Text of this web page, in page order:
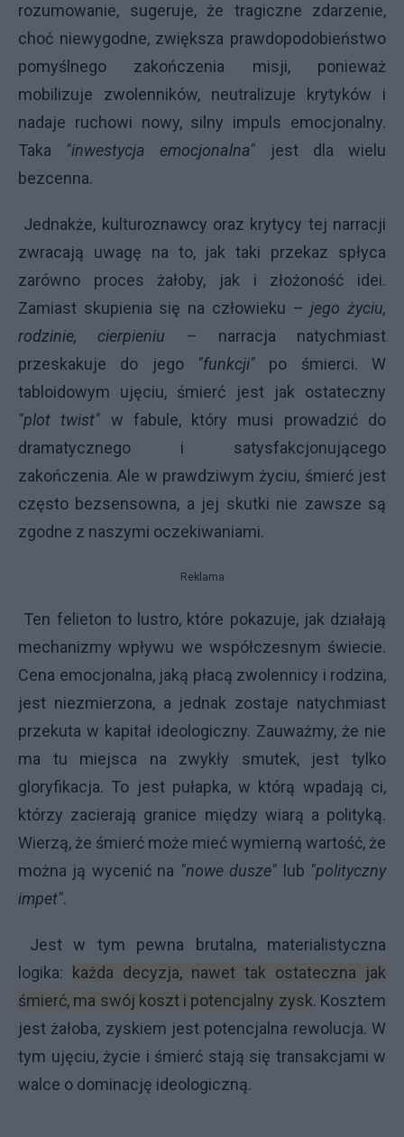
rozumowanie, sugeruje, że tragiczne zdarzenie,
choć niewygodne, zwiększa prawdopodobieństwo
pomyślnego zakończenia misji, ponieważ
mobilizuje zwolenników, neutralizuje krytyków i
nadaje ruchowi nowy, silny impuls emocjonalny.
Taka "inwestycja emocjonalna" jest dla wielu
bezcenna.
Jednakże, kulturoznawcy oraz krytycy tej narracji
zwracają uwagę na to, jak taki przekaz spłyca
zarówno proces żałoby, jak i złożoność idei.
Zamiast skupienia się na człowieku –jego życiu,
rodzinie, cierpieniu – narracja natychmiast
przeskakuje do jego "funkcji" po śmierci. W
tabloidowym ujęciu, śmierć jest jak ostateczny
"plot twist" w fabule, który musi prowadzić do
dramatycznego i satysfakcjonującego
zakończenia. Ale w prawdziwym życiu, śmierć jest
często bezsensowna, a jej skutki nie zawsze są
zgodne z naszymi oczekiwaniami.
Reklama
Ten felieton to lustro, które pokazuje, jak działają
mechanizmy wpływu we współczesnym świecie.
Cena emocjonalna, jaką płacą zwolennicy i rodzina,
jest niezmierzona, a jednak zostaje natychmiast
przekuta w kapitał ideologiczny. Zauważmy, że nie
ma tu miejsca na zwykły smutek, jest tylko
gloryfikacja. To jest pułapka, w którą wpadają ci,
którzy zacierają granice między wiarą a polityką.
Wierzą, że śmierć może mieć wymierną wartość, że
można ją wycenić na "nowe dusze" lub "polityczny
impet".
Jest w tym pewna brutalna, materialistyczna
logika: każda decyzja, nawet tak ostateczna jak
śmierć, ma swój koszt i potencjalny zysk. Kosztem
jest żałoba, zyskiem jest potencjalna rewolucja. W
tym ujęciu, życie i śmierć stają się transakcjami w
walce o dominację ideologiczną.